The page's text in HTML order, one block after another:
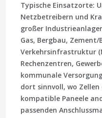
Typische Einsatzorte:
Netzbetreibern und
großer
Gas, Bergbau, Zement/
Verkehrsinfrastruktur
Rechenzentren,
kommunale
dort sinnvoll, wo Zellen
kompatible Paneele
passenden